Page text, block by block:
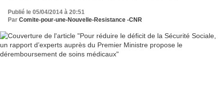
médicaux
Publié le 05/04/2014 à 20:51
Par Comite-pour-une-Nouvelle-Resistance -CNR